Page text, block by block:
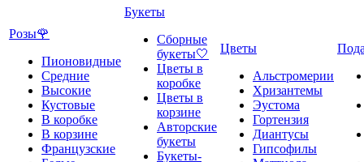
Розы🌹
Пионовидные
Средние
Высокие
Кустовые
В коробке
В корзине
Французские
Букеты
Сборные
букеты🤍
Цветы в
коробке
Цветы в
корзине
Авторские
букеты
Букеты-
Цветы
Альстромерии
Хризантемы
Эустома
Гортензия
Диантусы
Гипсофилы